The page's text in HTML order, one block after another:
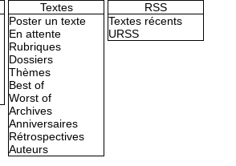
Textes
Poster un texte
En attente
Rubriques
Dossiers
Thèmes
Best of
Worst of
Archives
Anniversaires
Rétrospectives
Auteurs
RSS
Textes récents
URSS